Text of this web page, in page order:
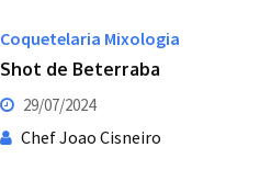
Coquetelaria Mixologia
Shot de Beterraba
29/07/2024
Chef Joao Cisneiro